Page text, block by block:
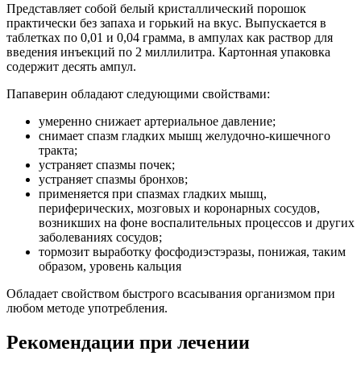
Представляет собой белый кристаллический порошок
практически без запаха и горький на вкус. Выпускается в
таблетках по 0,01 и 0,04 грамма, в ампулах как раствор для
введения инъекций по 2 миллилитра. Картонная упаковка
содержит десять ампул.
Папаверин обладают следующими свойствами:
умеренно снижает артериальное давление;
снимает спазм гладких мышц желудочно-кишечного
тракта;
устраняет спазмы почек;
устраняет спазмы бронхов;
применяется при спазмах гладких мышц,
периферических, мозговых и коронарных сосудов,
возникших на фоне воспалительных процессов и других
заболеваниях сосудов;
тормозит выработку фосфодиэстэразы, понижая, таким
образом, уровень кальция
Обладает свойством быстрого всасывания организмом при
любом методе употребления.
Рекомендации при лечении